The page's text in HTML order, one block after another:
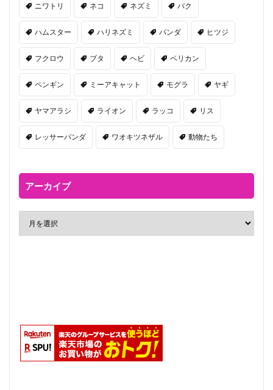
ニワトリ ネコ ネズミ バク
ハムスター ハリネズミ パンダ ヒツジ
フクロウ ブタ ヘビ ペリカン
ペンギン ミーアキャット モグラ ヤギ
ヤマアラシ ライオン ラッコ リス
レッサーパンダ ワオキツネザル 動物たち
アーカイブ